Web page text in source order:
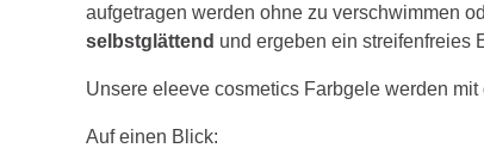
aufgetragen werden ohne zu verschwimmen
selbstglättend und ergeben ein streifenfreies
Unsere eleeve cosmetics Farbgele werden
Auf einen Blick: